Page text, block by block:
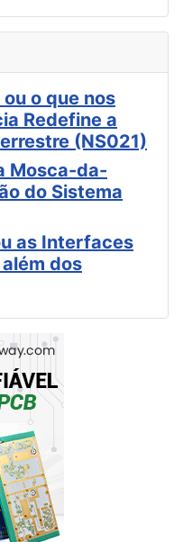
o que nos
Redefine a
(NS021)
Mosca-da-
do Sistema
as Interfaces
dos